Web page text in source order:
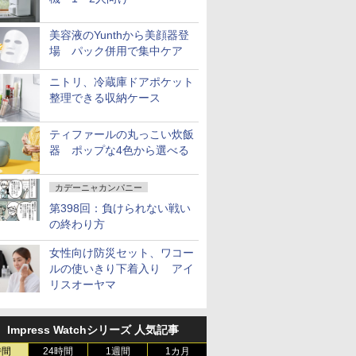
美容液のYunthから美顔器登
場 パック併用で集中ケア
ニトリ、冷蔵庫ドアポケット
整理できる収納ケース
ティファールの丸っこい炊飯
器 ポップな4色から選べる
カデーニャカンパニー
第398回：負けられない戦い
の終わり方
女性向け防災セット、ワコー
ルの使いきり下着入り アイ
リスオーヤマ
Impress Watchシリーズ 人気記事
24時間 1週間 1カ月